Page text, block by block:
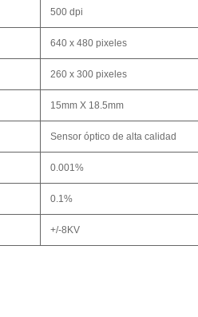
500 dpi
640 x 480 pixeles
260 x 300 pixeles
15mm X 18.5mm
Sensor óptico de alta calidad
0.001%
0.1%
+/-8KV